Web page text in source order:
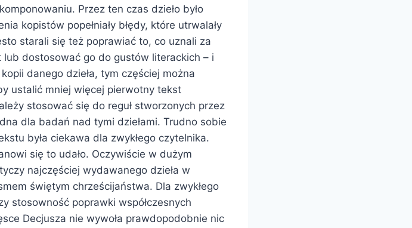
Przez ten czas dzieło było
kopistów popełniały błędy, które utrwalały
starali się też poprawiać to, co uznali za
dostosować go do gustów literackich – i
danego dzieła, tym częściej można
ustalić mniej więcej pierwotny tekst
stosować się do reguł stworzonych przez
dla badań nad tymi dziełami. Trudno sobie
była ciekawa dla zwykłego czytelnika.
się to udało. Oczywiście w dużym
najczęściej wydawanego dzieła w
świętym chrześcijaństwa. Dla zwykłego
stosowność poprawki współczesnych
Decjusza nie wywoła prawdopodobnie nic